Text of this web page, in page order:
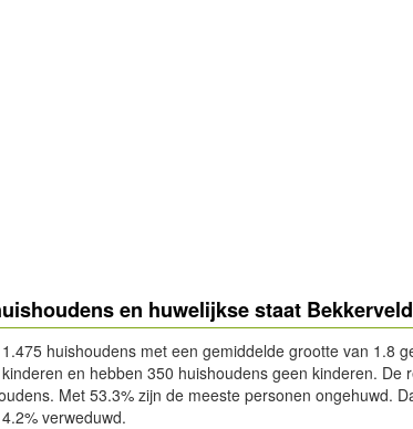
en huwelijkse staat Bekkerveld
huishoudens met een gemiddelde grootte van 1.8
en hebben 350 huishoudens geen kinderen. De
Met 53.3% zijn de meeste personen ongehuwd.
verweduwd.